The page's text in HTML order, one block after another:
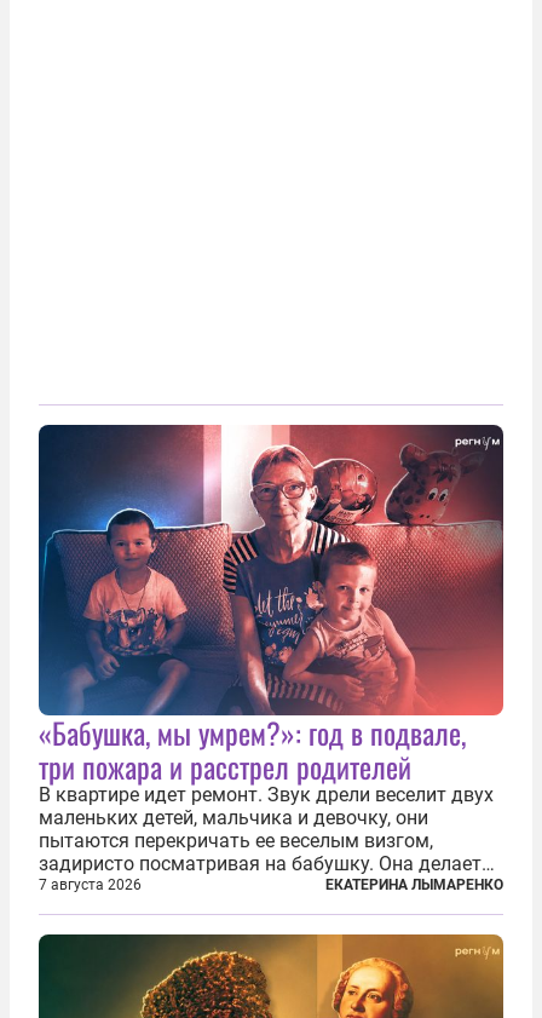
«Бабушка, мы умрем?»: год в подвале,
три пожара и расстрел родителей
В квартире идет ремонт. Звук дрели веселит двух
маленьких детей, мальчика и девочку, они
пытаются перекричать ее веселым визгом,
задиристо посматривая на бабушку. Она делает
им замечание, но внуки чувствуют, что она
сердится невсерьез. И это правда: дрель, конечно,
сверлит противно, но всё...
7 августа 2026 ЕКАТЕРИНА ЛЫМАРЕНКО